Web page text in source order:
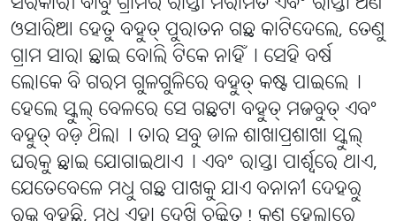
ଓସାରିଆ ହେତୁ ବହୁତ୍ ପୁରାତନ ଗଛ କାଟିଦେଲେ, ତେଣୁ
ଗ୍ରାମ ସାରା ଛାଇ ବୋଲି ଟିକେ ନାହିଁ୤ ସେହି ବର୍ଷ
ଲୋକେ ବି ଗରମ ଗୁଳଗୁଳିରେ ବହୁତ୍ କଷ୍ଟ ପାଇଲେ୤
ହେଲେ ସ୍କୁଲ୍ ବେଳରେ ସେ ଗଛଟା ବହୁତ୍ ମଜବୁତ୍ ଏବଂ
ବହୁତ୍ ବଡ଼ ଥିଲା୤ ତାର ସବୁ ଡାଳ ଶାଖାପ୍ରଶାଖା ସ୍କୁଲ୍
ଘରକୁ ଛାଇ ଯୋଗାଇଥାଏ୤ ଏବଂ ରାସ୍ତା ପାର୍ଶ୍ୱରେ ଥାଏ,
ଯେତେବେଳେ ମଧୁ ଗଛ ପାଖକୁ ଯାଏ ବନାନୀ ଦେହରୁ